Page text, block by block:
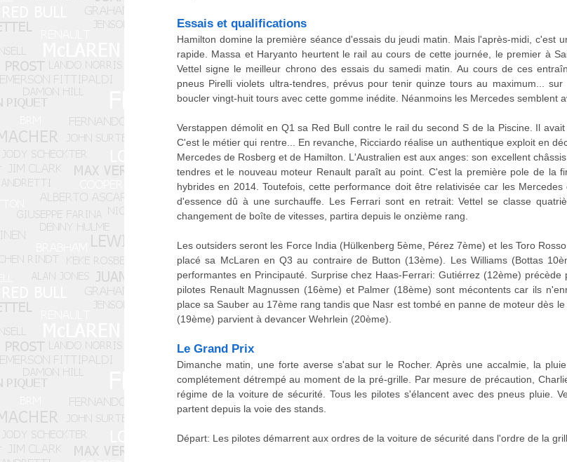
Essais et qualifications
Hamilton domine la première séance d'essais du jeudi matin. Mais l'après-midi, c'est
rapide. Massa et Haryanto heurtent le rail au cours de cette journée, le premier à
Vettel signe le meilleur chrono des essais du samedi matin. Au cours de ces
pneus Pirelli violets ultra-tendres, prévus pour tenir quinze tours au maximum...
boucler vingt-huit tours avec cette gomme inédite. Néanmoins les Mercedes semblent
Verstappen démolit en Q1 sa Red Bull contre le rail du second S de la Piscine. Il
C'est le métier qui rentre... En revanche, Ricciardo réalise un authentique exploit en
Mercedes de Rosberg et de Hamilton. L'Australien est aux anges: son excellent
tendres et le nouveau moteur Renault paraît au point. C'est la première pole de la
hybrides en 2014. Toutefois, cette performance doit être relativisée car les
d'essence dû à une surchauffe. Les Ferrari sont en retrait: Vettel se classe
changement de boîte de vitesses, partira depuis le onzième rang.
Les outsiders seront les Force India (Hülkenberg 5ème, Pérez 7ème) et les Toro
placé sa McLaren en Q3 au contraire de Button (13ème). Les Williams (Bottas
performantes en Principauté. Surprise chez Haas-Ferrari: Gutiérrez (12ème)
pilotes Renault Magnussen (16ème) et Palmer (18ème) sont mécontents car ils
place sa Sauber au 17ème rang tandis que Nasr est tombé en panne de moteur dès
(19ème) parvient à devancer Wehrlein (20ème).
Le Grand Prix
Dimanche matin, une forte averse s'abat sur le Rocher. Après une accalmie, la
complétement détrempé au moment de la pré-grille. Par mesure de précaution,
régime de la voiture de sécurité. Tous les pilotes s'élancent avec des pneus pluie.
partent depuis la voie des stands.
Départ: Les pilotes démarrent aux ordres de la voiture de sécurité dans l'ordre de la